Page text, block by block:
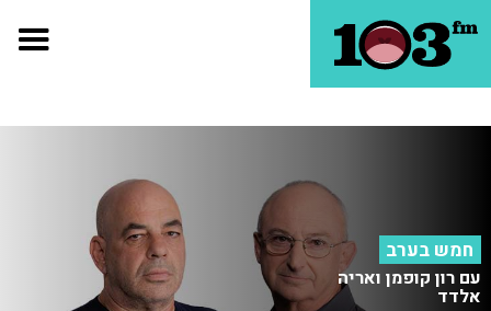
חמש בערב
עם רון קופמן ואריה
אלדד